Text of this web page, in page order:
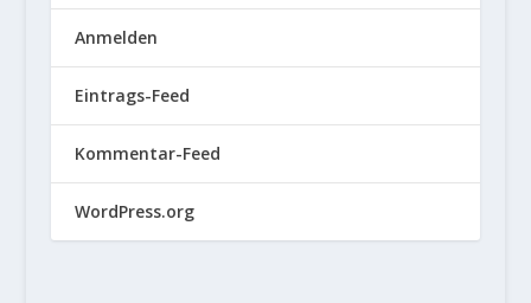
Anmelden
Eintrags-Feed
Kommentar-Feed
WordPress.org